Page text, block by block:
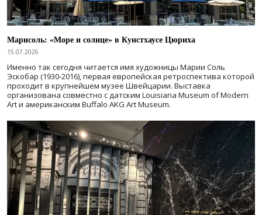
Марисоль: «Море и солнце» в Кунстхаусе Цюриха
15.07.2026
Именно так сегодня читается имя художницы Марии Соль
Эскобар (1930-2016), первая европейская ретроспектива которой
проходит в крупнейшем музее Швейцарии. Выставка
организована совместно с датским Louisiana Museum of Modern
Art и американским Buffalo AKG Art Museum.